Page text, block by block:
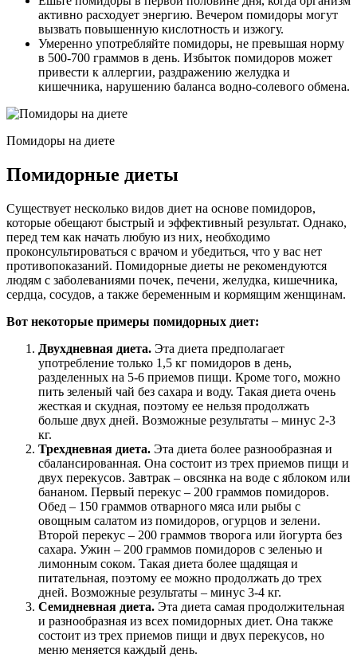
активно расходует энергию. Вечером помидоры могут
вызвать повышенную кислотность и изжогу.
Умеренно употребляйте помидоры, не превышая норму
в 500-700 граммов в день. Избыток помидоров может
привести к аллергии, раздражению желудка и
кишечника, нарушению баланса водно-солевого обмена.
Помидоры на диете
Помидорные диеты
Существует несколько видов диет на основе помидоров,
которые обещают быстрый и эффективный результат. Однако,
перед тем как начать любую из них, необходимо
проконсультироваться с врачом и убедиться, что у вас нет
противопоказаний. Помидорные диеты не рекомендуются
людям с заболеваниями почек, печени, желудка, кишечника,
сердца, сосудов, а также беременным и кормящим женщинам.
Вот некоторые примеры помидорных диет:
Двухдневная диета. Эта диета предполагает
употребление только 1,5 кг помидоров в день,
разделенных на 5-6 приемов пищи. Кроме того, можно
пить зеленый чай без сахара и воду. Такая диета очень
жесткая и скудная, поэтому ее нельзя продолжать
больше двух дней. Возможные результаты – минус 2-3
кг.
Трехдневная диета. Эта диета более разнообразная и
сбалансированная. Она состоит из трех приемов пищи и
двух перекусов. Завтрак – овсянка на воде с яблоком или
бананом. Первый перекус – 200 граммов помидоров.
Обед – 150 граммов отварного мяса или рыбы с
овощным салатом из помидоров, огурцов и зелени.
Второй перекус – 200 граммов творога или йогурта без
сахара. Ужин – 200 граммов помидоров с зеленью и
лимонным соком. Такая диета более щадящая и
питательная, поэтому ее можно продолжать до трех
дней. Возможные результаты – минус 3-4 кг.
Семидневная диета. Эта диета самая продолжительная
и разнообразная из всех помидорных диет. Она также
состоит из трех приемов пищи и двух перекусов, но
меню меняется каждый день.